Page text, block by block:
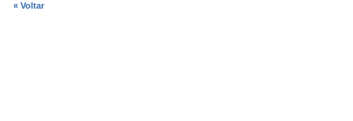
« Voltar